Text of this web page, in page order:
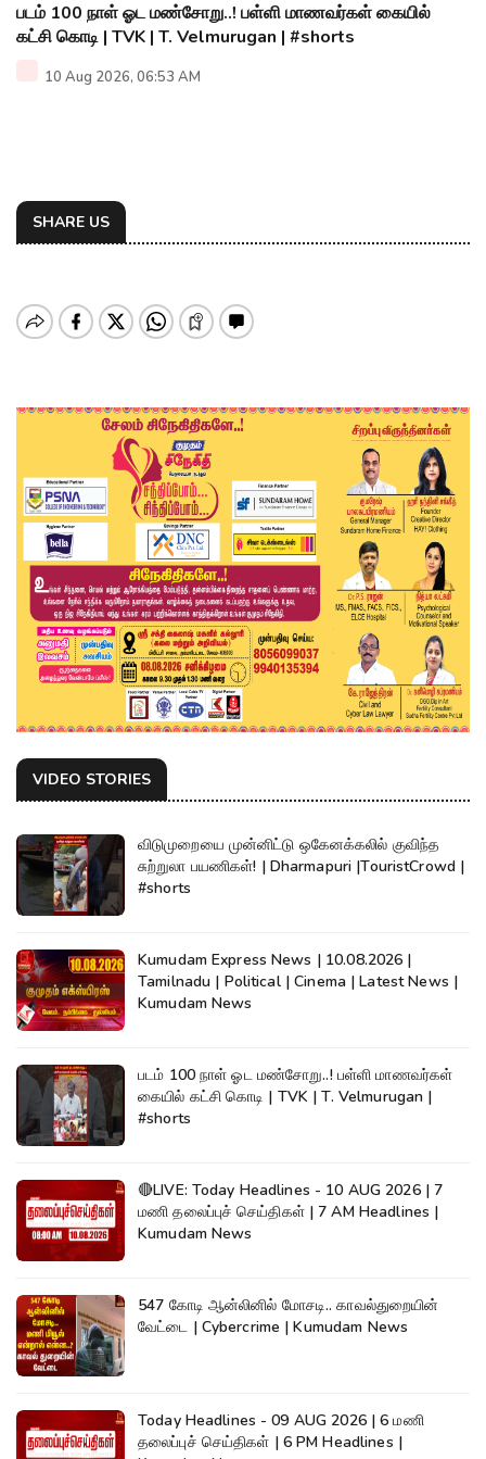
படம் 100 நாள் ஓட மண்சோறு..! பள்ளி மாணவர்கள் கையில்
கட்சி கொடி | TVK | T. Velmurugan | #shorts
10 Aug 2026, 06:53 AM
SHARE US
VIDEO STORIES
விடுமுறையை முன்னிட்டு ஒகேனக்கலில் குவிந்த
சுற்றுலா பயணிகள்! | Dharmapuri |TouristCrowd |
#shorts
Kumudam Express News | 10.08.2026 |
Tamilnadu | Political | Cinema | Latest News |
Kumudam News
படம் 100 நாள் ஓட மண்சோறு..! பள்ளி மாணவர்கள்
கையில் கட்சி கொடி | TVK | T. Velmurugan |
#shorts
🔴LIVE: Today Headlines - 10 AUG 2026 | 7
மணி தலைப்புச் செய்திகள் | 7 AM Headlines |
Kumudam News
547 கோடி ஆன்லினில் மோசடி.. காவல்துறையின்
வேட்டை | Cybercrime | Kumudam News
Today Headlines - 09 AUG 2026 | 6 மணி
தலைப்புச் செய்திகள் | 6 PM Headlines |